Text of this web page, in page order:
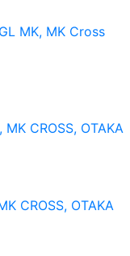
MK, MK Cross
CROSS, OTAKA
OTAKA